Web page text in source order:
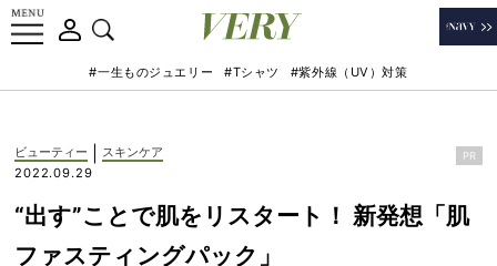
#一生ものジュエリー #Tシャツ #紫外線（UV）対策
ビューティー
スキンケア
2022.09.29
PR
“出す”ことで肌をリスタート！ 新発想「肌
ファスティングパック」